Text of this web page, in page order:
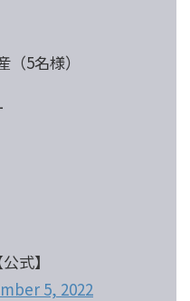
5名様）
式】
5, 2022